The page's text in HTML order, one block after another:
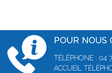
POUR NOUS
TÉLÉPHONE : 04
ACCUEIL